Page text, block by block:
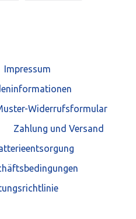
Impressum
Widerrufsformular
Zahlung und Versand